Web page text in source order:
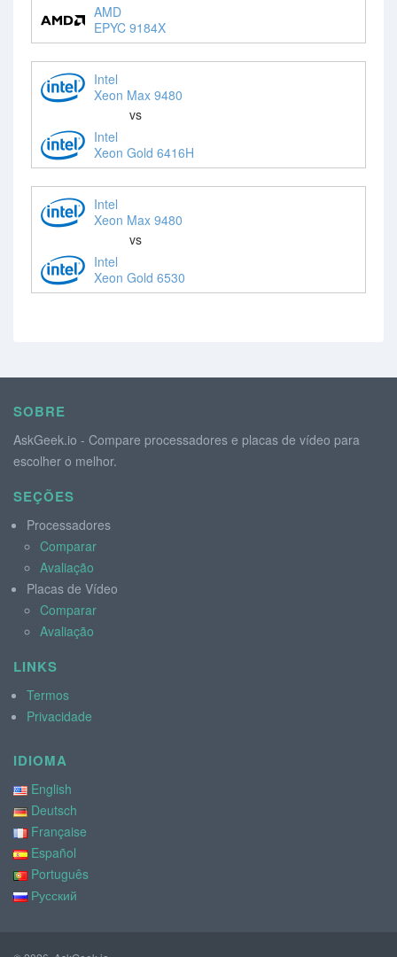
AMD
EPYC 9184X
Intel
Xeon Max 9480
vs
Intel
Xeon Gold 6416H
Intel
Xeon Max 9480
vs
Intel
Xeon Gold 6530
SOBRE
AskGeek.io - Compare processadores e placas de vídeo para
escolher o melhor.
SEÇÕES
Processadores
Comparar
Avaliação
Placas de Vídeo
Comparar
Avaliação
LINKS
Termos
Privacidade
IDIOMA
English
Deutsch
Française
Español
Português
Русский